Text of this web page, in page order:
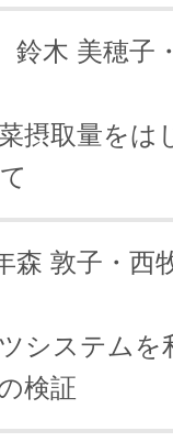
鈴木 美穂子
摂取量をは
森 敦子・西
システムを
検証